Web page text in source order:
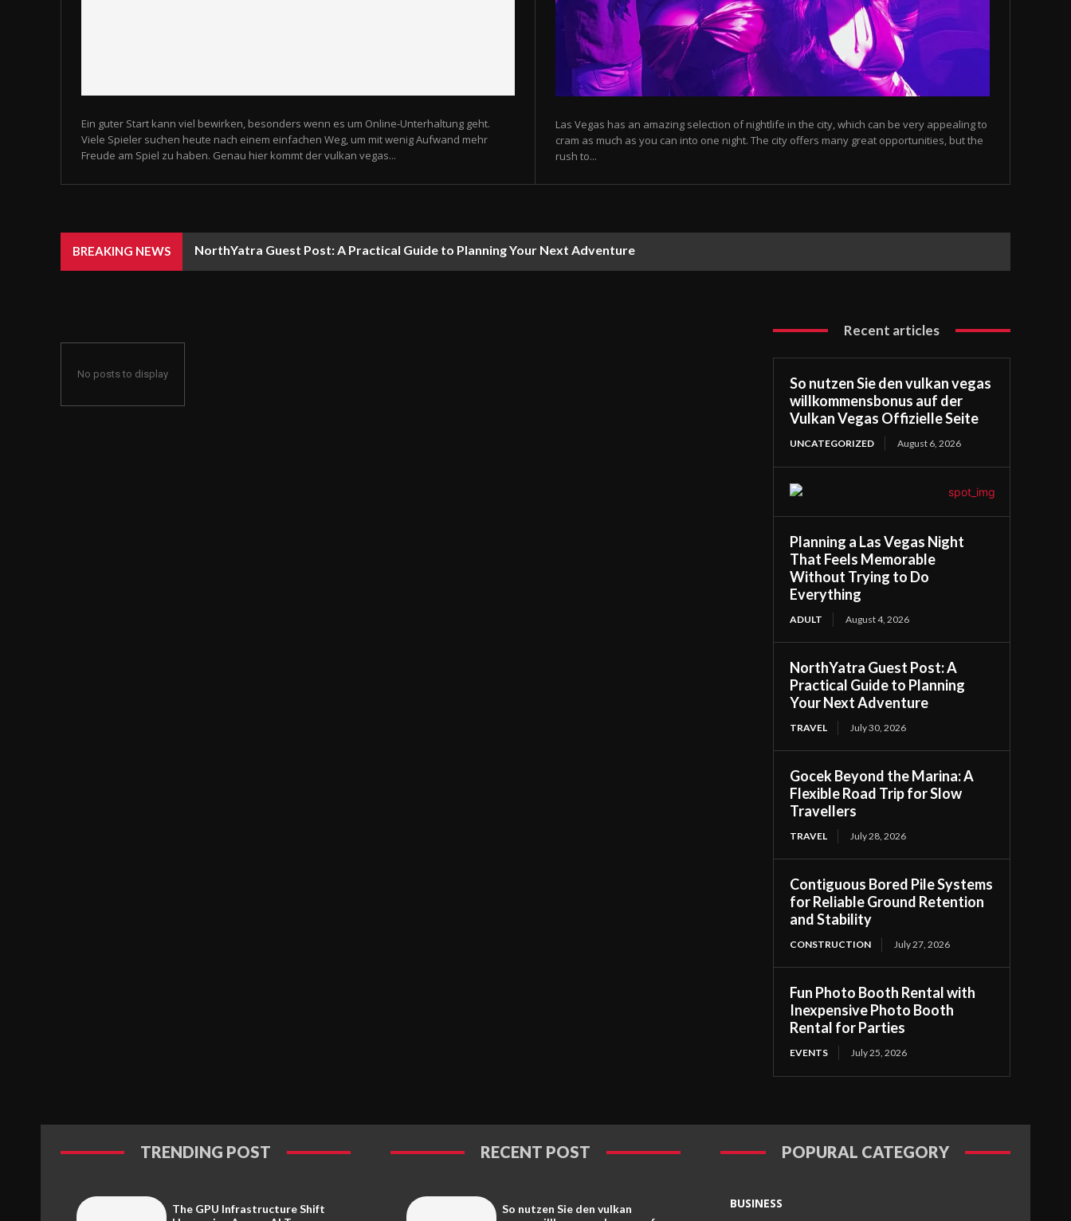
Ein guter Start kann viel bewirken, besonders wenn es um Online-Unterhaltung geht.
Viele Spieler suchen heute nach einem einfachen Weg, um mit wenig Aufwand mehr
Freude am Spiel zu haben. Genau hier kommt der vulkan vegas...
Las Vegas has an amazing selection of nightlife in the city, which can be very appealing to
cram as much as you can into one night. The city offers many great opportunities, but the
rush to...
BREAKING NEWS NorthYatra Guest Post: A Practical Guide to Planning Your Next Adventure
No posts to display
Recent articles
So nutzen Sie den vulkan vegas
willkommensbonus auf der
Vulkan Vegas Offizielle Seite
UNCATEGORIZED August 6, 2026
Planning a Las Vegas Night
That Feels Memorable
Without Trying to Do
Everything
ADULT August 4, 2026
NorthYatra Guest Post: A
Practical Guide to Planning
Your Next Adventure
TRAVEL July 30, 2026
Gocek Beyond the Marina: A
Flexible Road Trip for Slow
Travellers
TRAVEL July 28, 2026
Contiguous Bored Pile Systems
for Reliable Ground Retention
and Stability
CONSTRUCTION July 27, 2026
Fun Photo Booth Rental with
Inexpensive Photo Booth
Rental for Parties
EVENTS July 25, 2026
TRENDING POST
The GPU Infrastructure Shift
RECENT POST
So nutzen Sie den vulkan
POPURAL CATEGORY
BUSINESS